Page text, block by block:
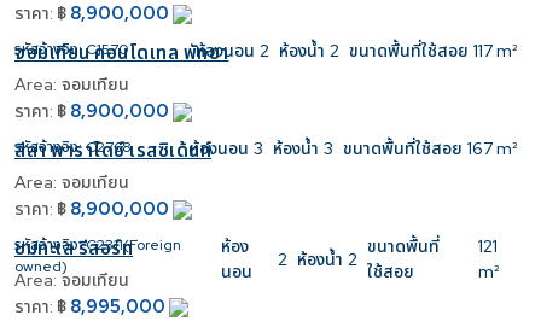
ราคา: ฿ 8,900,000
รหัสอ้างอิง:C1570 ห้องนอน 2 ห้องน้ำ 2 ขนาดพื้นที่ใช้สอย 117 m²
จอมเทียน คอนโดเทล พัทยา
Area: จอมเทียน
ราคา: ฿ 8,900,000
รหัสอ้างอิง:C2768 ห้องนอน 3 ห้องน้ำ 3 ขนาดพื้นที่ใช้สอย 167 m²
ลีลา พาราไดซ์ เรสซิเด้นท์
Area: จอมเทียน
ราคา: ฿ 8,900,000
รหัสอ้างอิง:C2311(Foreign
owned)
ห้อง
นอน
2 ห้องน้ำ 2
ขนาดพื้นที่
ใช้สอย
121
m²
ชมทะเล รีสอร์ท
Area: จอมเทียน
ราคา: ฿ 8,995,000